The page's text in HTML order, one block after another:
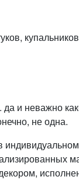
неважно
не одна.